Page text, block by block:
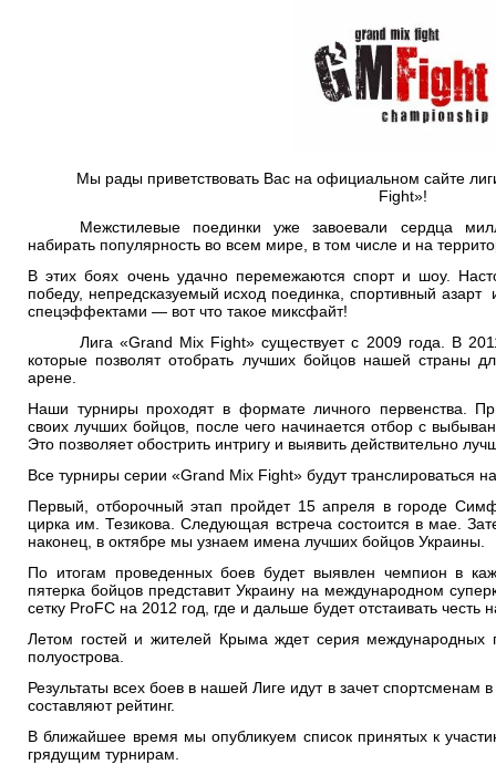
Мы рады приветствовать Вас на официальном сайте
Fight»!
Межстилевые поединки уже завоевали сердца
набирать популярность во всем мире, в том числе и на
В этих боях очень удачно перемежаются спорт и шоу.
победу, непредсказуемый исход поединка, спортивный
спецэффектами — вот что такое миксфайт!
Лига «Grand Mix Fight» существует с 2009 года. В
которые позволят отобрать лучших бойцов нашей страны
арене.
Наши турниры проходят в формате личного первенства.
своих лучших бойцов, после чего начинается отбор с
Это позволяет обострить интригу и выявить действительно
Все турниры серии «Grand Mix Fight» будут транслироваться
Первый, отборочный этап пройдет 15 апреля в городе
цирка им. Тезикова. Следующая встреча состоится в мае.
наконец, в октябре мы узнаем имена лучших бойцов Украины.
По итогам проведенных боев будет выявлен чемпион в
пятерка бойцов представит Украину на международном
сетку ProFC на 2012 год, где и дальше будет отстаивать честь
Летом гостей и жителей Крыма ждет серия международных
полуострова.
Результаты всех боев в нашей Лиге идут в зачет спортсменам
составляют рейтинг.
В ближайшее время мы опубликуем список принятых к
грядущим турнирам.